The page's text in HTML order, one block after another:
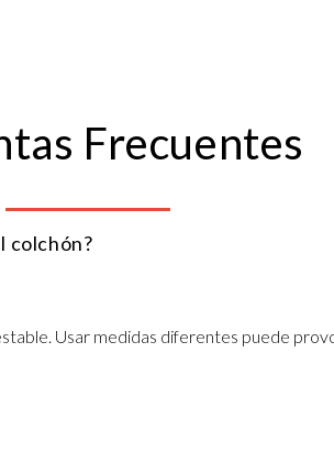
Frecuentes
colchón?
Usar medidas diferentes puede